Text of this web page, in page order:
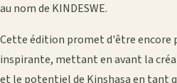
au nom de KINDESWE.
Cette édition promet d'être encore
inspirante, mettant en avant la
et le potentiel de Kinshasa en tant